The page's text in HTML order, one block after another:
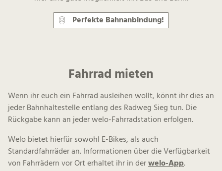
Perfekte Bahnanbindung!
Fahrrad mieten
Wenn ihr euch ein Fahrrad ausleihen wollt, könnt ihr dies an
jeder Bahnhaltestelle entlang des Radweg Sieg tun. Die
Rückgabe kann an jeder welo-Fahrradstation erfolgen.
Welo bietet hierfür sowohl E-Bikes, als auch
Standardfahrräder an. Informationen über die Verfügbarkeit
von Fahrrädern vor Ort erhaltet ihr in derwelo-App.